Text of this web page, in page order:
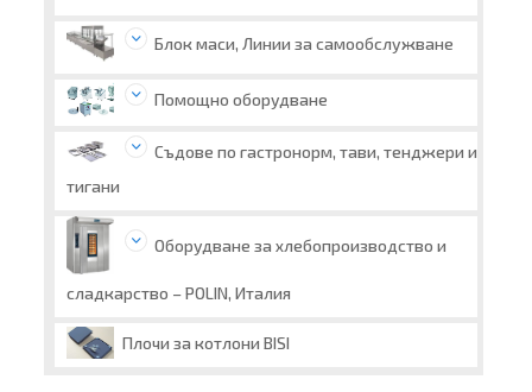
Блок маси, Линии за самообслужване
Помощно оборудване
Съдове по гастронорм, тави, тенджери и
тигани
Оборудване за хлебопроизводство и
сладкарство – POLIN, Италия
Плочи за котлони BISI